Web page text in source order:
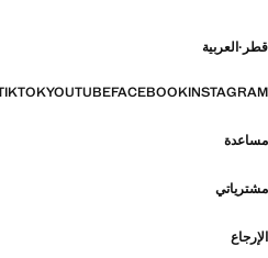
قطر ·العربية
INSTAGRAM
FACEBOOK
YOUTUBE
مساعدة
مشترياتي
الإرجاع